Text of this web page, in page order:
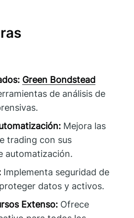
Green Bondstead
de análisis de
Mejora las
trading con sus
automatización.
Implementa seguridad de
datos y activos.
Extenso: Ofrece